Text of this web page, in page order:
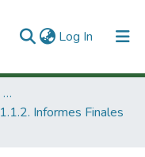
Log In (current)
1. Investigación Financiada con Recursos Públicos
1.1.2. Informes Finales